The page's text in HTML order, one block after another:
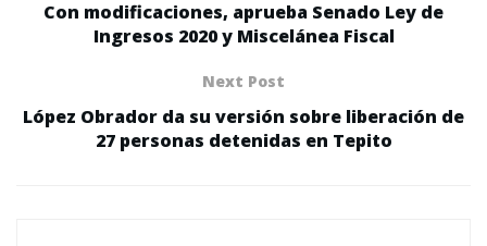
Con modificaciones, aprueba Senado Ley de
Ingresos 2020 y Miscelánea Fiscal
Next Post
López Obrador da su versión sobre liberación de
27 personas detenidas en Tepito